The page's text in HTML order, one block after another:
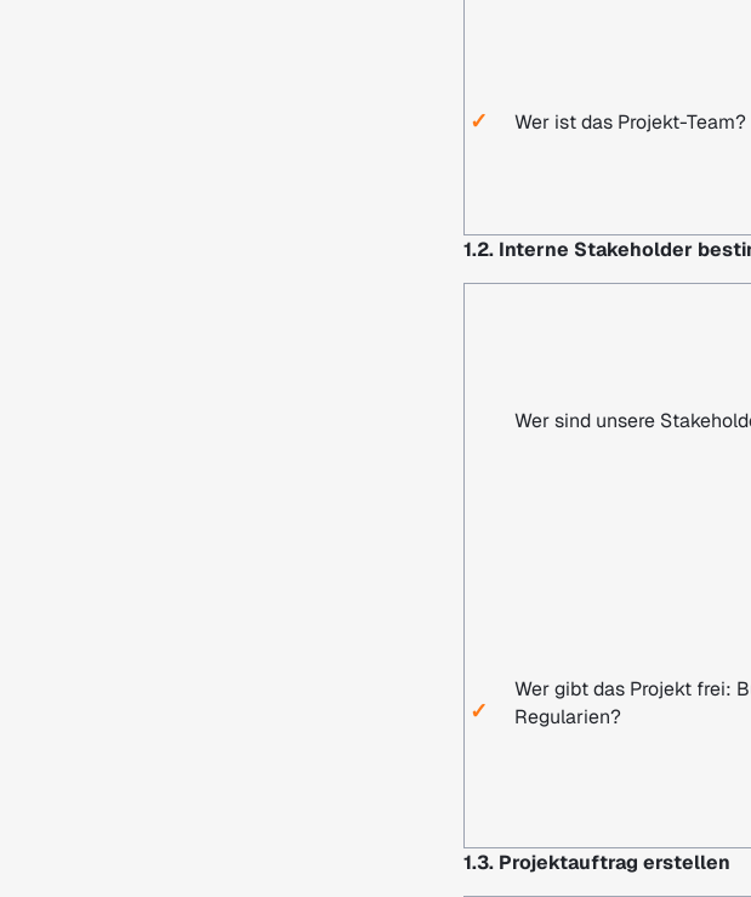
✓ Wer ist das Projekt-Team?
1.2. Interne Stakeholder
Wer sind unsere
✓
Wer gibt das Projekt frei:
Regularien?
1.3. Projektauftrag erstellen